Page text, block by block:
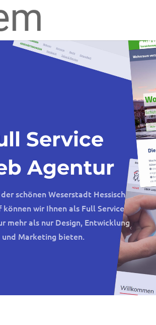
Service
Agentur
schönen Weserstadt Hessisch
wir Ihnen als Full Service
mehr als nur Design, Entwicklung
und Marketing bieten.